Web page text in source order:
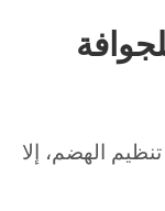
الهضم، إلا